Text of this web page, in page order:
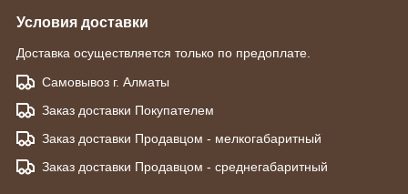
Условия доставки
Доставка осуществляется только по предоплате.
Самовывоз г. Алматы
Заказ доставки Покупателем
Заказ доставки Продавцом - мелкогабаритный
Заказ доставки Продавцом - среднегабаритный